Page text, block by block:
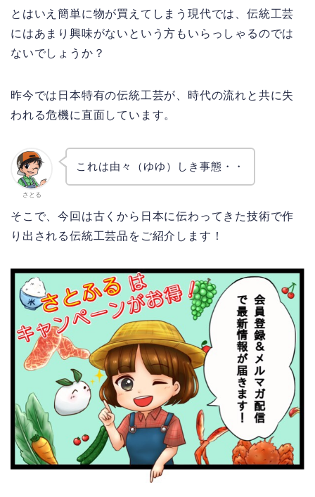
とはいえ簡単に物が買えてしまう現代では、伝統工芸
にはあまり興味がないという方もいらっしゃるのでは
ないでしょうか？
昨今では日本特有の伝統工芸が、時代の流れと共に失
われる危機に直面しています。
さとる
これは由々（ゆゆ）しき事態・・
そこで、今回は古くから日本に伝わってきた技術で作
り出される伝統工芸品をご紹介します！